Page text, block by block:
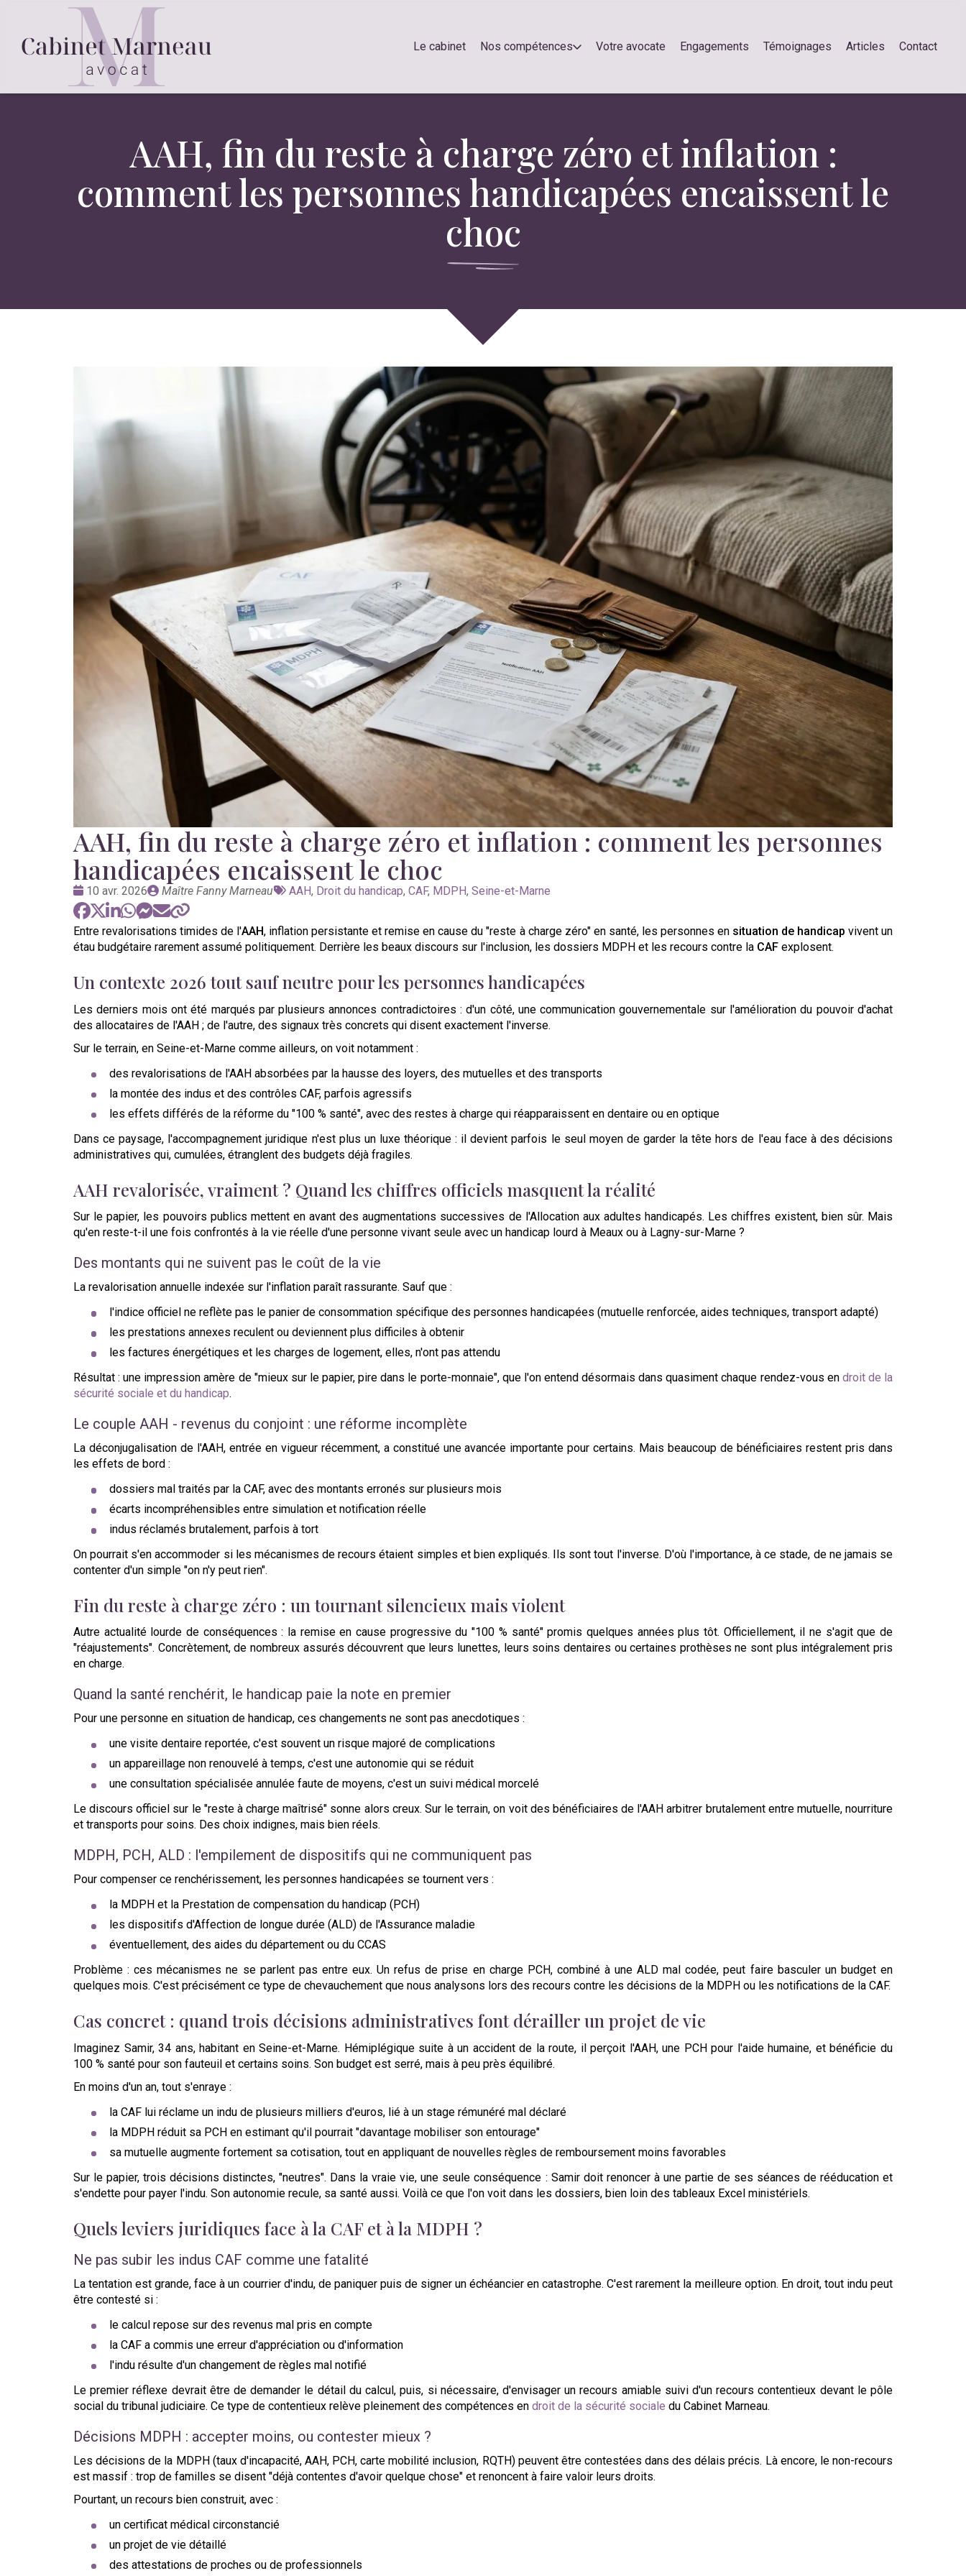
Le cabinet Nos compétences Votre avocate Engagements Témoignages Articles Contact
AAH, fin du reste à charge zéro et inflation :
comment les personnes handicapées encaissent le
choc
AAH, fin du reste à charge zéro et inflation : comment les personnes
handicapées encaissent le choc
Date
:
10 avr. 2026
Publié
par
Maître Fanny Marneau
Tags
AAH, Droit du handicap, CAF, MDPH, Seine-et-Marne
Entre revalorisations timides de l'AAH, inflation persistante et remise en cause du "reste à charge zéro" en santé, les personnes en situation de handicap vivent un
étau budgétaire rarement assumé politiquement. Derrière les beaux discours sur l'inclusion, les dossiers MDPH et les recours contre la CAF explosent.
Un contexte 2026 tout sauf neutre pour les personnes handicapées
Les derniers mois ont été marqués par plusieurs annonces contradictoires : d'un côté, une communication gouvernementale sur l'amélioration du pouvoir d'achat
des allocataires de l'AAH ; de l'autre, des signaux très concrets qui disent exactement l'inverse.
Sur le terrain, en Seine-et-Marne comme ailleurs, on voit notamment :
des revalorisations de l'AAH absorbées par la hausse des loyers, des mutuelles et des transports
la montée des indus et des contrôles CAF, parfois agressifs
les effets différés de la réforme du "100 % santé", avec des restes à charge qui réapparaissent en dentaire ou en optique
Dans ce paysage, l'accompagnement juridique n'est plus un luxe théorique : il devient parfois le seul moyen de garder la tête hors de l'eau face à des décisions
administratives qui, cumulées, étranglent des budgets déjà fragiles.
AAH revalorisée, vraiment ? Quand les chiffres officiels masquent la réalité
Sur le papier, les pouvoirs publics mettent en avant des augmentations successives de l'Allocation aux adultes handicapés. Les chiffres existent, bien sûr. Mais
qu'en reste-t-il une fois confrontés à la vie réelle d'une personne vivant seule avec un handicap lourd à Meaux ou à Lagny-sur-Marne ?
Des montants qui ne suivent pas le coût de la vie
La revalorisation annuelle indexée sur l'inflation paraît rassurante. Sauf que :
l'indice officiel ne reflète pas le panier de consommation spécifique des personnes handicapées (mutuelle renforcée, aides techniques, transport adapté)
les prestations annexes reculent ou deviennent plus difficiles à obtenir
les factures énergétiques et les charges de logement, elles, n'ont pas attendu
Résultat : une impression amère de "mieux sur le papier, pire dans le porte-monnaie", que l'on entend désormais dans quasiment chaque rendez-vous en droit de la
sécurité sociale et du handicap.
Le couple AAH - revenus du conjoint : une réforme incomplète
La déconjugalisation de l'AAH, entrée en vigueur récemment, a constitué une avancée importante pour certains. Mais beaucoup de bénéficiaires restent pris dans
les effets de bord :
dossiers mal traités par la CAF, avec des montants erronés sur plusieurs mois
écarts incompréhensibles entre simulation et notification réelle
indus réclamés brutalement, parfois à tort
On pourrait s'en accommoder si les mécanismes de recours étaient simples et bien expliqués. Ils sont tout l'inverse. D'où l'importance, à ce stade, de ne jamais se
contenter d'un simple "on n'y peut rien".
Fin du reste à charge zéro : un tournant silencieux mais violent
Autre actualité lourde de conséquences : la remise en cause progressive du "100 % santé" promis quelques années plus tôt. Officiellement, il ne s'agit que de
"réajustements". Concrètement, de nombreux assurés découvrent que leurs lunettes, leurs soins dentaires ou certaines prothèses ne sont plus intégralement pris
en charge.
Quand la santé renchérit, le handicap paie la note en premier
Pour une personne en situation de handicap, ces changements ne sont pas anecdotiques :
une visite dentaire reportée, c'est souvent un risque majoré de complications
un appareillage non renouvelé à temps, c'est une autonomie qui se réduit
une consultation spécialisée annulée faute de moyens, c'est un suivi médical morcelé
Le discours officiel sur le "reste à charge maîtrisé" sonne alors creux. Sur le terrain, on voit des bénéficiaires de l'AAH arbitrer brutalement entre mutuelle, nourriture
et transports pour soins. Des choix indignes, mais bien réels.
MDPH, PCH, ALD : l'empilement de dispositifs qui ne communiquent pas
Pour compenser ce renchérissement, les personnes handicapées se tournent vers :
la MDPH et la Prestation de compensation du handicap (PCH)
les dispositifs d'Affection de longue durée (ALD) de l'Assurance maladie
éventuellement, des aides du département ou du CCAS
Problème : ces mécanismes ne se parlent pas entre eux. Un refus de prise en charge PCH, combiné à une ALD mal codée, peut faire basculer un budget en
quelques mois. C'est précisément ce type de chevauchement que nous analysons lors des recours contre les décisions de la MDPH ou les notifications de la CAF.
Cas concret : quand trois décisions administratives font dérailler un projet de vie
Imaginez Samir, 34 ans, habitant en Seine-et-Marne. Hémiplégique suite à un accident de la route, il perçoit l'AAH, une PCH pour l'aide humaine, et bénéficie du
100 % santé pour son fauteuil et certains soins. Son budget est serré, mais à peu près équilibré.
En moins d'un an, tout s'enraye :
la CAF lui réclame un indu de plusieurs milliers d'euros, lié à un stage rémunéré mal déclaré
la MDPH réduit sa PCH en estimant qu'il pourrait "davantage mobiliser son entourage"
sa mutuelle augmente fortement sa cotisation, tout en appliquant de nouvelles règles de remboursement moins favorables
Sur le papier, trois décisions distinctes, "neutres". Dans la vraie vie, une seule conséquence : Samir doit renoncer à une partie de ses séances de rééducation et
s'endette pour payer l'indu. Son autonomie recule, sa santé aussi. Voilà ce que l'on voit dans les dossiers, bien loin des tableaux Excel ministériels.
Quels leviers juridiques face à la CAF et à la MDPH ?
Ne pas subir les indus CAF comme une fatalité
La tentation est grande, face à un courrier d'indu, de paniquer puis de signer un échéancier en catastrophe. C'est rarement la meilleure option. En droit, tout indu peut
être contesté si :
le calcul repose sur des revenus mal pris en compte
la CAF a commis une erreur d'appréciation ou d'information
l'indu résulte d'un changement de règles mal notifié
Le premier réflexe devrait être de demander le détail du calcul, puis, si nécessaire, d'envisager un recours amiable suivi d'un recours contentieux devant le pôle
social du tribunal judiciaire. Ce type de contentieux relève pleinement des compétences en droit de la sécurité sociale du Cabinet Marneau.
Décisions MDPH : accepter moins, ou contester mieux ?
Les décisions de la MDPH (taux d'incapacité, AAH, PCH, carte mobilité inclusion, RQTH) peuvent être contestées dans des délais précis. Là encore, le non-recours
est massif : trop de familles se disent "déjà contentes d'avoir quelque chose" et renoncent à faire valoir leurs droits.
Pourtant, un recours bien construit, avec :
un certificat médical circonstancié
un projet de vie détaillé
des attestations de proches ou de professionnels